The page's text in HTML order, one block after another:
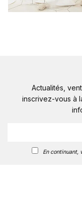
Actualités,
inscrivez-vous à
En